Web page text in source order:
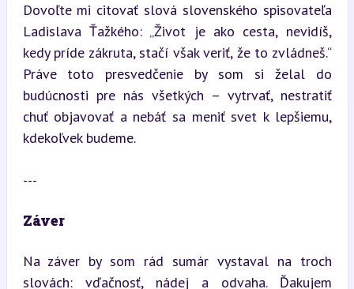
Dovoľte mi citovať slová slovenského spisovateľa
Ladislava Ťažkého: „Život je ako cesta, nevidíš,
kedy príde zákruta, stačí však veriť, že to zvládneš.“
Práve toto presvedčenie by som si želal do
budúcnosti pre nás všetkých – vytrvať, nestratiť
chuť objavovať a nebáť sa meniť svet k lepšiemu,
kdekoľvek budeme.
---
Záver
Na záver by som rád sumár vystaval na troch
slovách: vďačnosť, nádej a odvaha. Ďakujem